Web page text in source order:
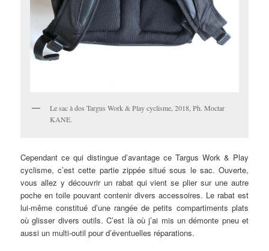
Le sac à dos Targus Work & Play cyclisme, 2018, Ph. Moctar
KANE.
Cependant ce qui distingue d’avantage ce Targus Work & Play
cyclisme, c’est cette partie zippée situé sous le sac. Ouverte,
vous allez y découvrir un rabat qui vient se plier sur une autre
poche en toile pouvant contenir divers accessoires. Le rabat est
lui-même constitué d’une rangée de petits compartiments plats
où glisser divers outils. C’est là où j’ai mis un démonte pneu et
aussi un multi-outil pour d’éventuelles réparations.